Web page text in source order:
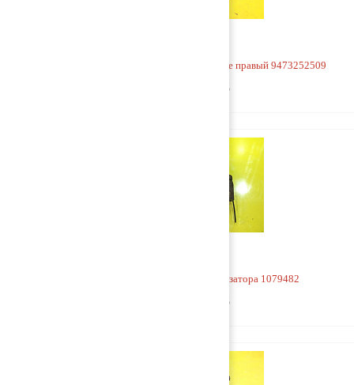
Кронштейн V-образной тяги к раме правый 9473252509
9 000 руб
Кронштейн заднего стабилизатора 1079482
1 000 руб